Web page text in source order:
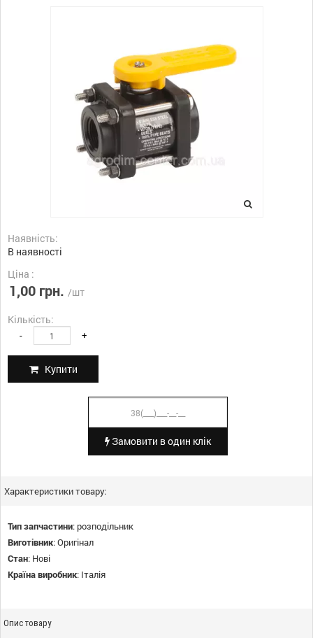
Наявність:
В наявності
Ціна :
1,00 грн. /шт
Кількість:
- +
Купити
Замовити в один клік
Характеристики товару:
Тип запчастини: розподільник
Виготівник:Оригінал
Стан: Нові
Країна виробник: Італія
Опис товару